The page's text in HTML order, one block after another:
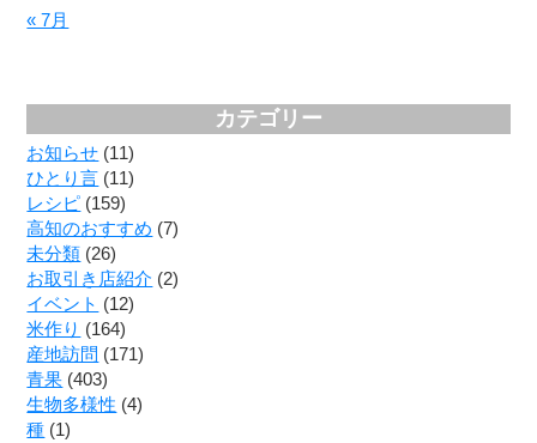
« 7月
カテゴリー
お知らせ (11)
ひとり言 (11)
レシピ (159)
高知のおすすめ (7)
未分類 (26)
お取引き店紹介 (2)
イベント (12)
米作り (164)
産地訪問 (171)
青果 (403)
生物多様性 (4)
種 (1)